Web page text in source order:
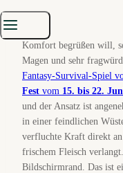
Komfort begrüßen will,
Magen und sehr
Fantasy-Survival-Spiel
Fest vom 15. bis 22.
und der Ansatz ist
in einer feindlichen
verfluchte Kraft direkt an
frischem Fleisch
Bildschirmrand. Das ist